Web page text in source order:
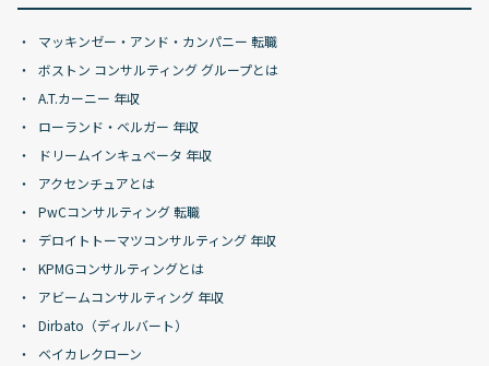
マッキンゼー・アンド・カンパニー 転職
ボストン コンサルティング グループとは
A.T.カーニー 年収
ローランド・ベルガー 年収
ドリームインキュベータ 年収
アクセンチュアとは
PwCコンサルティング 転職
デロイトトーマツコンサルティング 年収
KPMGコンサルティングとは
アビームコンサルティング 年収
Dirbato（ディルバート）
ベイカレクローン